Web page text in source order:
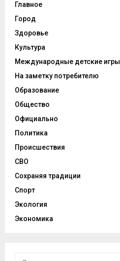
Главное
Город
Здоровье
Культура
Международные детские игры
На заметку потребителю
Образование
Общество
Официально
Политика
Происшествия
СВО
Сохраняя традиции
Спорт
Экология
Экономика